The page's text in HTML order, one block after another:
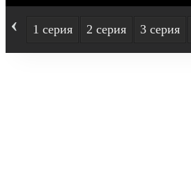
‹ 1 серия 2 серия 3 серия